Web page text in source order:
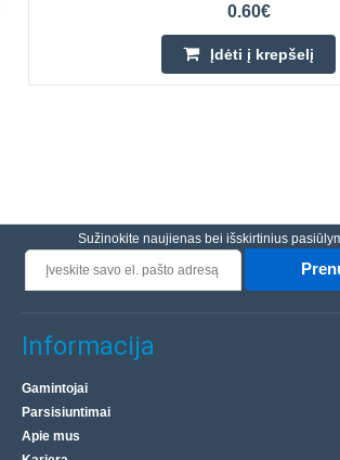
0.60€
Įdėti į krepšelį
Sužinokite naujienas bei išskirtinius
Informacija
Gamintojai
Parsisiuntimai
Apie mus